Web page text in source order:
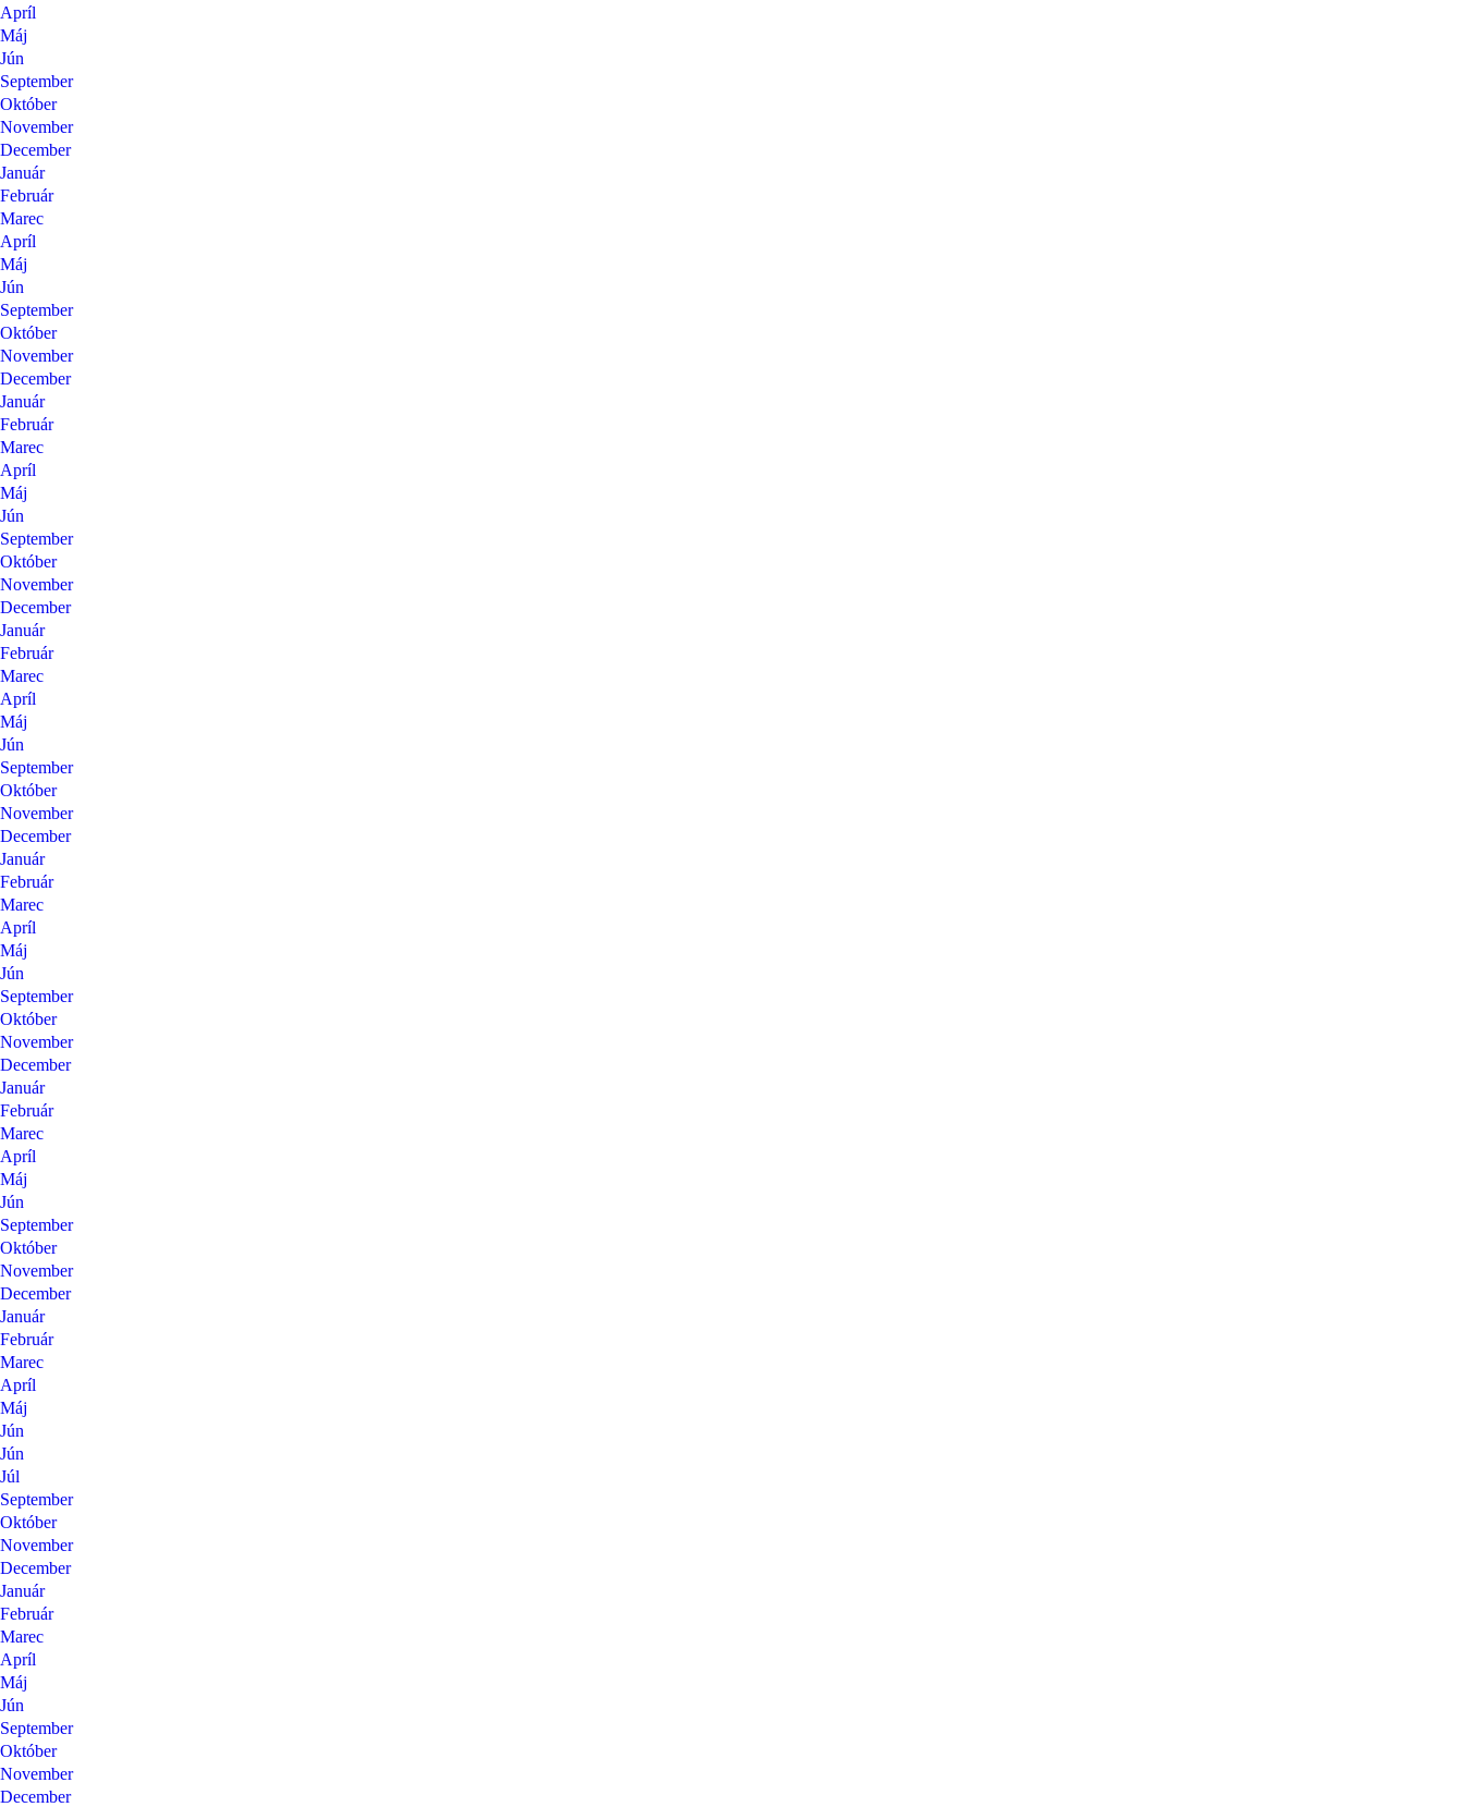
Apríl
Máj
Jún
September
Október
November
December
Január
Február
Marec
Apríl
Máj
Jún
September
Október
November
December
Január
Február
Marec
Apríl
Máj
Jún
September
Október
November
December
Január
Február
Marec
Apríl
Máj
Jún
September
Október
November
December
Január
Február
Marec
Apríl
Máj
Jún
September
Október
November
December
Január
Február
Marec
Apríl
Máj
Jún
September
Október
November
December
Január
Február
Marec
Apríl
Máj
Jún
Jún
Júl
September
Október
November
December
Január
Február
Marec
Apríl
Máj
Jún
September
Október
November
December